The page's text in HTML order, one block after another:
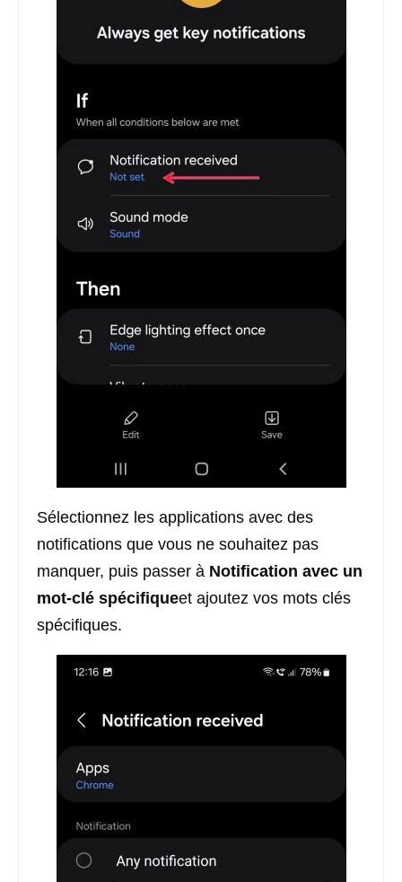
Sélectionnez les applications avec des
notifications que vous ne souhaitez pas
manquer, puis passer à Notification avec un
mot-clé spécifiqueet ajoutez vos mots clés
spécifiques.